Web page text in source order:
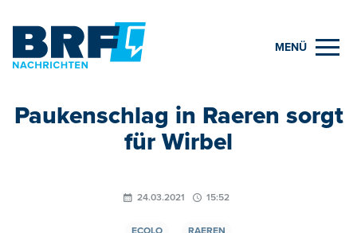
MENÜ
Paukenschlag in Raeren sorgt
für Wirbel
24.03.2021 15:52